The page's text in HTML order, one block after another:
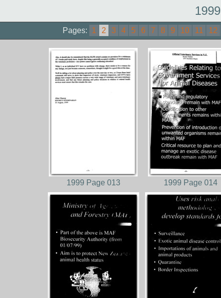
Pages: 1 2 3 4 5 6 7 8 9 10 11 12
1999 Page 013 1999 Page 014